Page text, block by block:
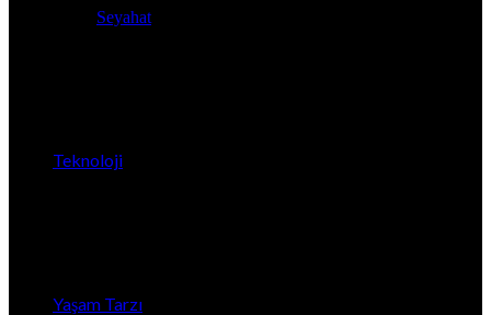
Seyahat
Teknoloji
Yaşam Tarzı